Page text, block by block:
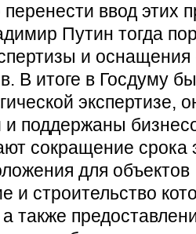
ввод этих
Путин тогда
и
В итоге в Госдуму
экспертизе,
и поддержаны
сокращение срока
для объектов
и строительство
а также